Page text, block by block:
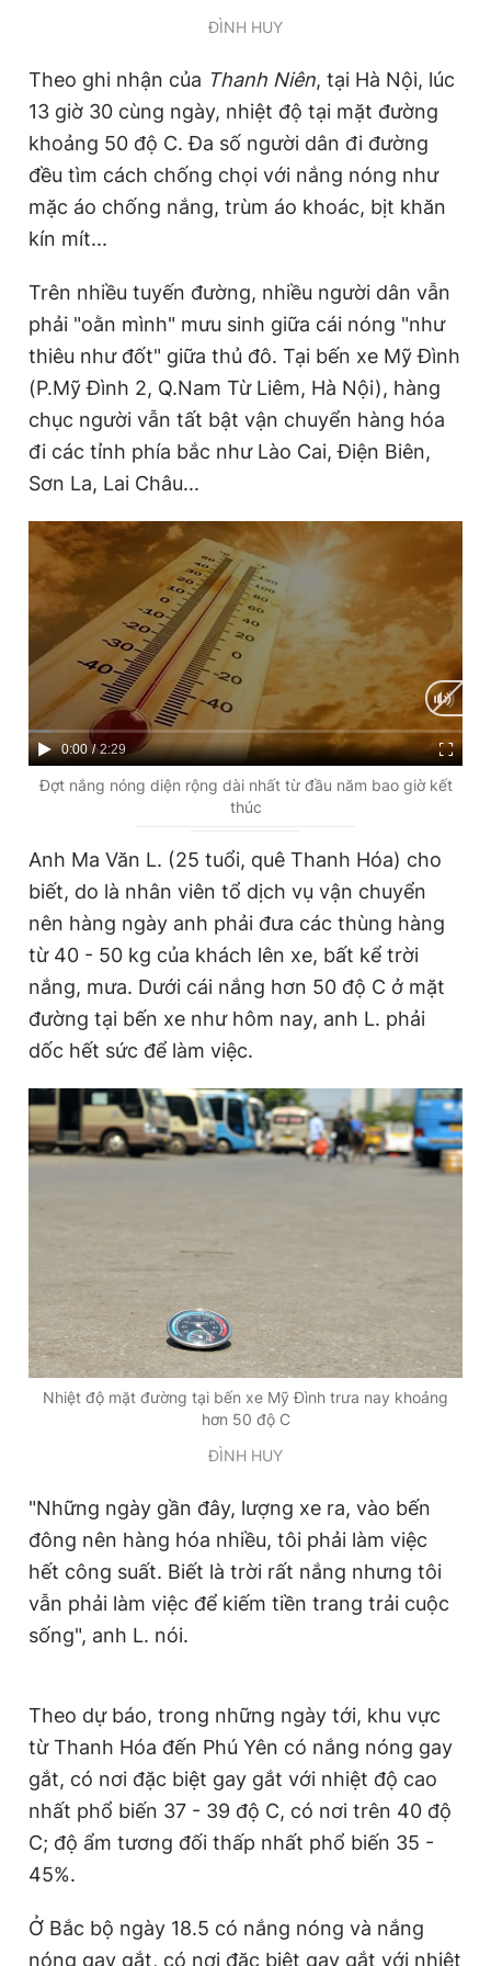
Giấy phép xuất bản số 110/GP - BTTTT cấp ngày 24.3.2020
bản. Phát triển bởi ePi Technologies, JSC.
ĐÌNH HUY
Theo ghi nhận của Thanh Niên, tại Hà Nội, lúc
13 giờ 30 cùng ngày, nhiệt độ tại mặt đường
khoảng 50 độ C. Đa số người dân đi đường
đều tìm cách chống chọi với nắng nóng như
mặc áo chống nắng, trùm áo khoác, bịt khăn
kín mít...
Trên nhiều tuyến đường, nhiều người dân vẫn
phải "oằn mình" mưu sinh giữa cái nóng "như
thiêu như đốt" giữa thủ đô. Tại bến xe Mỹ Đình
(P.Mỹ Đình 2, Q.Nam Từ Liêm, Hà Nội), hàng
chục người vẫn tất bật vận chuyển hàng hóa
đi các tỉnh phía bắc như Lào Cai, Điện Biên,
Sơn La, Lai Châu...
C
u
t
T
i
m
0:00 / D
u
o
n
2:29
Đợt nắng nóng diện rộng dài nhất từ đầu năm bao giờ kết
thúc
Anh Ma Văn L. (25 tuổi, quê Thanh Hóa) cho
biết, do là nhân viên tổ dịch vụ vận chuyển
nên hàng ngày anh phải đưa các thùng hàng
từ 40 - 50 kg của khách lên xe, bất kể trời
nắng, mưa. Dưới cái nắng hơn 50 độ C ở mặt
đường tại bến xe như hôm nay, anh L. phải
dốc hết sức để làm việc.
Nhiệt độ mặt đường tại bến xe Mỹ Đình trưa nay khoảng
hơn 50 độ C
ĐÌNH HUY
"Những ngày gần đây, lượng xe ra, vào bến
đông nên hàng hóa nhiều, tôi phải làm việc
hết công suất. Biết là trời rất nắng nhưng tôi
vẫn phải làm việc để kiếm tiền trang trải cuộc
sống", anh L. nói.
Theo dự báo, trong những ngày tới, khu vực
từ Thanh Hóa đến Phú Yên có nắng nóng gay
gắt, có nơi đặc biệt gay gắt với nhiệt độ cao
nhất phổ biến 37 - 39 độ C, có nơi trên 40 độ
C; độ ẩm tương đối thấp nhất phổ biến 35 -
45%.
Ở Bắc bộ ngày 18.5 có nắng nóng và nắng
nóng gay gắt, có nơi đặc biệt gay gắt với nhiệt